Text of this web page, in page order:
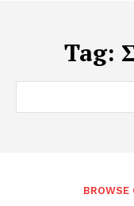
Tag:
BROWSE